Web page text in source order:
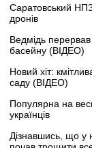
Саратовський
дронів
Ведмідь
басейну (ВІДЕО)
Новий хіт:
саду (ВІДЕО)
Популярна на
українців
Дізнавшись, що у